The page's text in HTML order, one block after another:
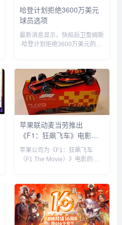
哈登计划拒绝3600万美元
球员选项
最新消息显示，快船后卫詹姆斯
·哈登计划拒绝3600万美元的球
苹果联动麦当劳推出
《F1：狂飙飞车》电影套
餐
苹果公司为《F1：狂飙飞车
（F1 The Movie）》电影的全
味合作，粉丝们可以购买 F1 主
题套餐，并把独家定制的迷你赛
车带回家。...